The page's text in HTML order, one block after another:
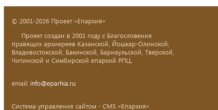
© 2001-2026 Проект «Епархия»
Проект создан в 2001 году с Благословения
правящих архиереев Казанской, Йошкар-Олинской,
Владивостокской, Бакинской, Барнаульской, Тверской,
Читинской и Симбирской епархий РПЦ.
email: info@eparhia.ru
Система управления сайтом - CMS «Епархия»